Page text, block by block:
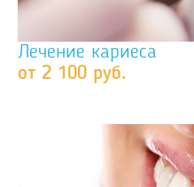
Лечение кариеса
от 2 100 руб.